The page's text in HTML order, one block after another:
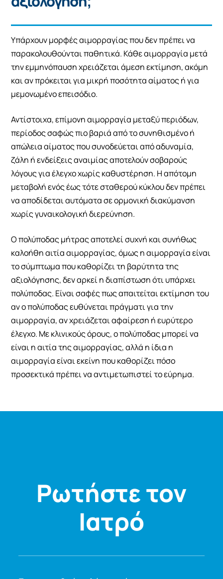
Υπάρχουν μορφές αιμορραγίας που δεν πρέπει να
παρακολουθούνται παθητικά. Κάθε αιμορραγία μετά
την εμμηνόπαυση χρειάζεται άμεση εκτίμηση, ακόμη
και αν πρόκειται για μικρή ποσότητα αίματος ή για
μεμονωμένο επεισόδιο.
Αντίστοιχα, επίμονη αιμορραγία μεταξύ περιόδων,
περίοδος σαφώς πιο βαριά από το συνηθισμένο ή
απώλεια αίματος που συνοδεύεται από αδυναμία,
ζάλη ή ενδείξεις αναιμίας αποτελούν σοβαρούς
λόγους για έλεγχο χωρίς καθυστέρηση. Η απότομη
μεταβολή ενός έως τότε σταθερού κύκλου δεν πρέπει
να αποδίδεται αυτόματα σε ορμονική διακύμανση
χωρίς γυναικολογική διερεύνηση.
Ο πολύποδας μήτρας αποτελεί συχνή και συνήθως
καλοήθη αιτία αιμορραγίας, όμως η αιμορραγία είναι
το σύμπτωμα που καθορίζει τη βαρύτητα της
αξιολόγησης, δεν αρκεί η διαπίστωση ότι υπάρχει
πολύποδας. Είναι σαφές πως απαιτείται εκτίμηση του
αν ο πολύποδας ευθύνεται πράγματι για την
αιμορραγία, αν χρειάζεται αφαίρεση ή ευρύτερο
έλεγχο. Με κλινικούς όρους, ο πολύποδας μπορεί να
είναι η αιτία της αιμορραγίας, αλλά η ίδια η
αιμορραγία είναι εκείνη που καθορίζει πόσο
προσεκτικά πρέπει να αντιμετωπιστεί το εύρημα.
Ρωτήστε τον
Ιατρό